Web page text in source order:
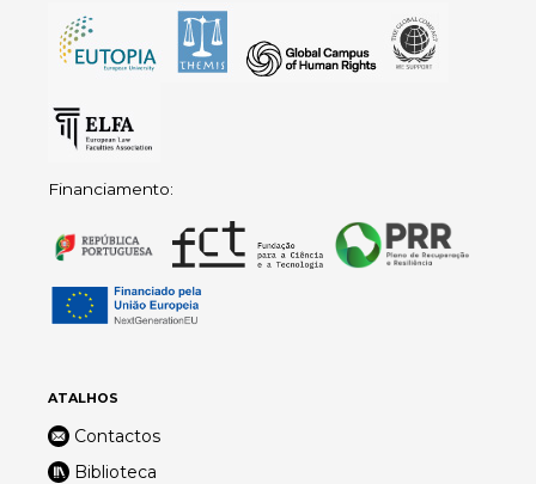
Financiamento:
ATALHOS
Contactos
Biblioteca